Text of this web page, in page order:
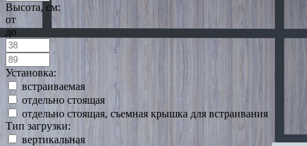
Высота, см:
от
до
Установка:
встраиваемая
отдельно стоящая
отдельно стоящая, съемная крышка для встраивания
Тип загрузки:
вертикальная